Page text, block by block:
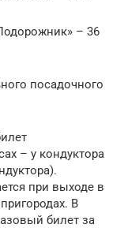
– 36
посадочного
– у кондуктора
при выходе в
В
билет за